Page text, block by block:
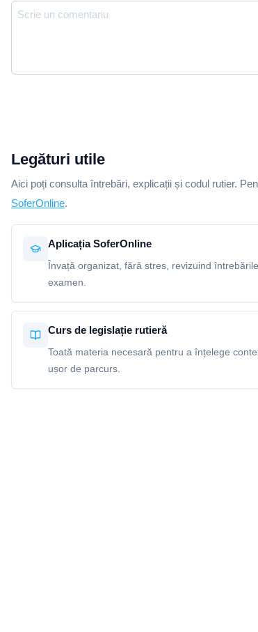
Legături utile
Aici poți consulta întrebări, explicații și codul rutier.
SoferOnline.
Aplicația SoferOnline
Învață organizat, fără stres, revizuind
examen.
Curs de legislație rutieră
Toată materia necesară pentru a înțelege
ușor de parcurs.